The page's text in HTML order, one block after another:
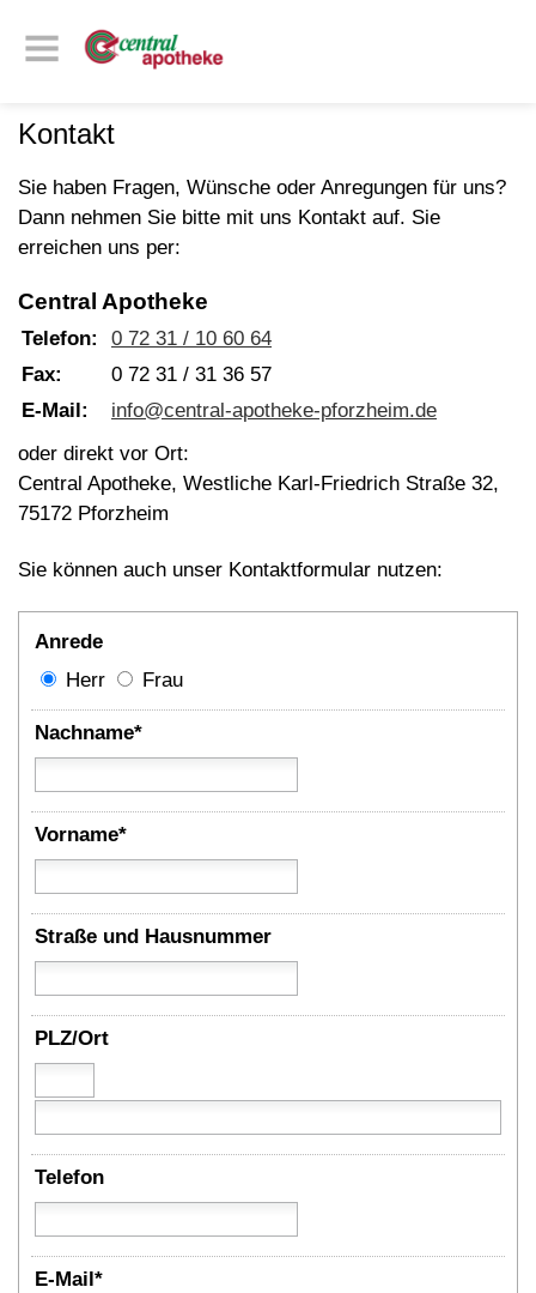
Kontakt
Sie haben Fragen, Wünsche oder Anregungen für uns?
Dann nehmen Sie bitte mit uns Kontakt auf. Sie
erreichen uns per:
Central Apotheke
Telefon:
0 72 31 / 10 60 64
Fax:
0 72 31 / 31 36 57
E-Mail:
info@central-apotheke-pforzheim.de
oder direkt vor Ort:
Central Apotheke, Westliche Karl-Friedrich Straße 32,
75172 Pforzheim
Sie können auch unser Kontaktformular nutzen:
Anrede
Herr
Frau
Nachname*
Vorname*
Straße und Hausnummer
PLZ/Ort
Telefon
E-Mail*